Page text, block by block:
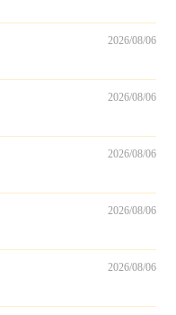
2026/08/06
2026/08/06
2026/08/06
2026/08/06
2026/08/06